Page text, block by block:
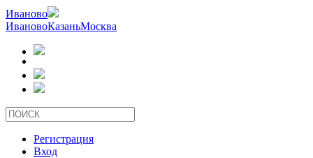
Иваново
ИвановоКазаньМосква
Регистрация
Вход